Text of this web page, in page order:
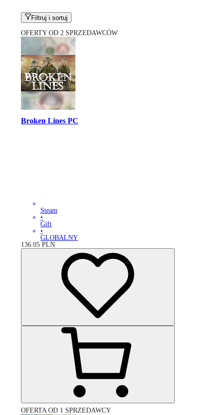
Filtruj i sortuj
OFERTY OD 2 SPRZEDAWCÓW
Broken Lines PC
Steam
•
Gift
•
GLOBALNY
136.05 PLN
OFERTA OD 1 SPRZEDAWCY